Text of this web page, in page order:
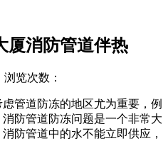
厦消防管道伴热
览次数：
管道防冻的地区尤为重要，例
防管道防冻问题是一个非常大
防管道中的水不能立即供应，